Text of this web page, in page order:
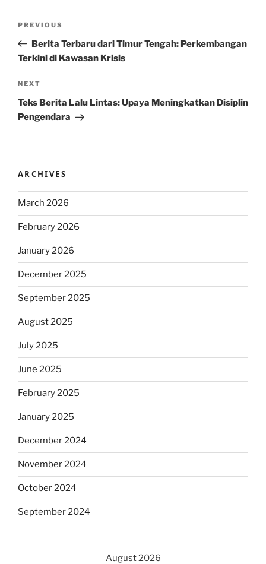
Previous
Post
PREVIOUS
Berita Terbaru dari Timur Tengah: Perkembangan
Terkini di Kawasan Krisis
Next
Post
NEXT
Teks Berita Lalu Lintas: Upaya Meningkatkan Disiplin
Pengendara
ARCHIVES
March 2026
February 2026
January 2026
December 2025
September 2025
August 2025
July 2025
June 2025
February 2025
January 2025
December 2024
November 2024
October 2024
September 2024
August 2026